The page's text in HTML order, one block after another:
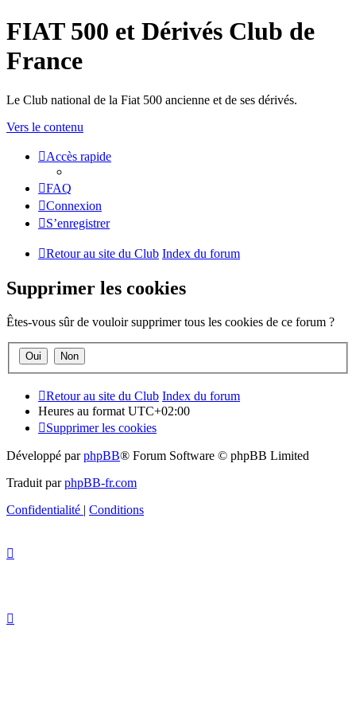
FIAT 500 et Dérivés Club de
France
Le Club national de la Fiat 500 ancienne et de ses dérivés.
Vers le contenu
Accès rapide
FAQ
Connexion
S’enregistrer
Retour au site du Club Index du forum
Supprimer les cookies
Êtes-vous sûr de vouloir supprimer tous les cookies de ce forum ?
Retour au site du Club Index du forum
Heures au format UTC+02:00
Supprimer les cookies
Développé parphpBB® Forum Software © phpBB Limited
Traduit parphpBB-fr.com
Confidentialité | Conditions